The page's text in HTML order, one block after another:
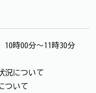
時00分～11時30分
について
いて